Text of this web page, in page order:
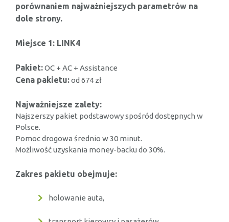
porównaniem najważniejszych parametrów na
dole strony.
Miejsce 1: LINK4
Pakiet:OC + AC + Assistance
Cena pakietu:od 674 zł
Najważniejsze zalety:
Najszerszy pakiet podstawowy spośród dostępnych w
Polsce.
Pomoc drogowa średnio w 30 minut.
Możliwość uzyskania money-backu do 30%.
Zakres pakietu obejmuje:
holowanie auta,